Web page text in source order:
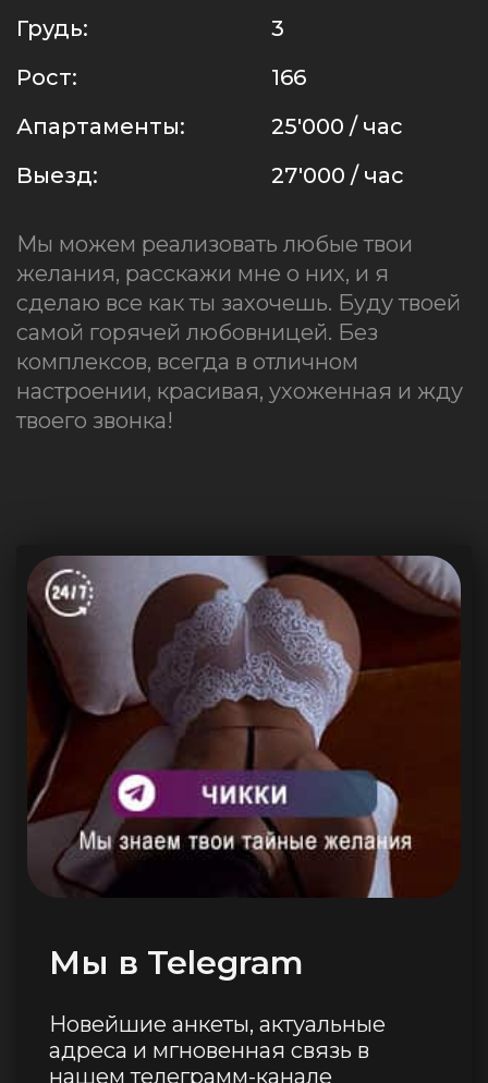
Грудь:
3
Рост:
166
Апартаменты:
25'000 / час
Выезд:
27'000 / час
Мы можем реализовать любые твои
желания, расскажи мне о них, и я
сделаю все как ты захочешь. Буду твоей
самой горячей любовницей. Без
комплексов, всегда в отличном
настроении, красивая, ухоженная и жду
твоего звонка!
Мы в Telegram
Новейшие анкеты, актуальные
адреса и мгновенная связь в
нашем телеграмм-канале